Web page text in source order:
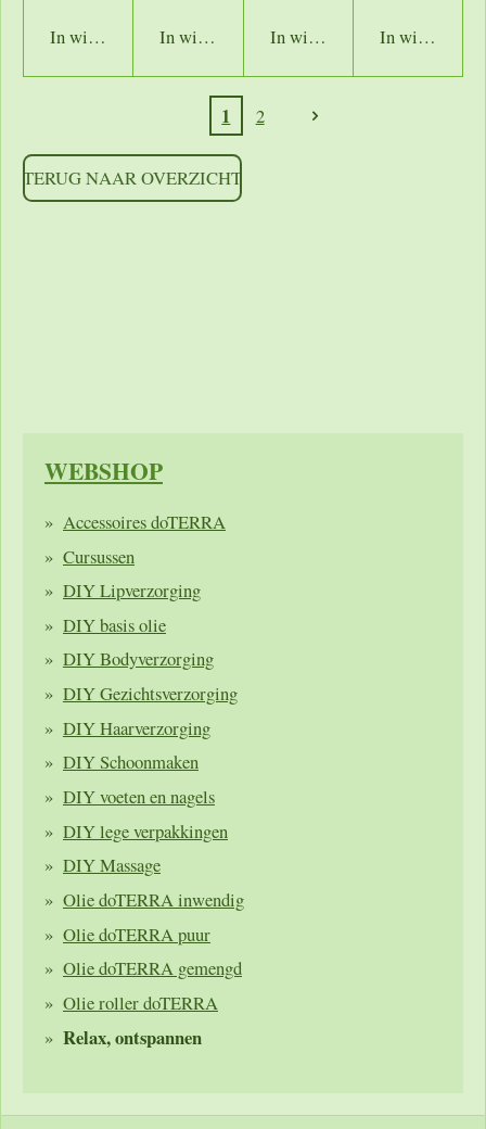
In winkelwagenIn winkelwagenIn winkelwagenIn
1 2
TERUG NAAR OVERZICHT
WEBSHOP
Accessoires doTERRA
Cursussen
DIY Lipverzorging
DIY basis olie
DIY Bodyverzorging
DIY Gezichtsverzorging
DIY Haarverzorging
DIY Schoonmaken
DIY voeten en nagels
DIY lege verpakkingen
DIY Massage
Olie doTERRA inwendig
Olie doTERRA puur
Olie doTERRA gemengd
Olie roller doTERRA
Relax, ontspannen